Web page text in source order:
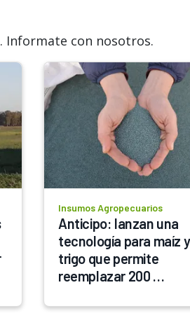
Informate con nosotros.
Insumos Agropecuarios
Anticipo: lanzan una
tecnología para maíz y
trigo que permite
reemplazar 200
por hectárea